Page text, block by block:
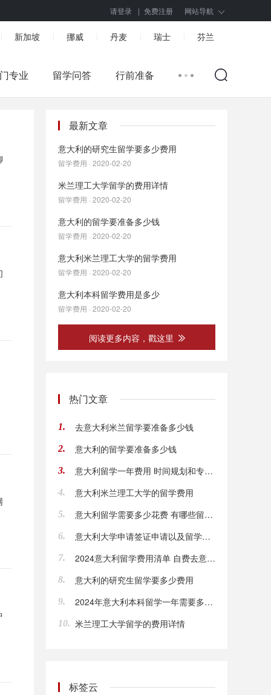
请登录 | 免费注册 网站导航
新加坡 挪威 丹麦 瑞士 芬兰
专业 留学问答 行前准备
最新文章
意大利的研究生留学要多少费用
留学费用 · 2020-02-20
米兰理工大学留学的费用详情
留学费用 · 2020-02-20
意大利的留学要准备多少钱
留学费用 · 2020-02-20
意大利米兰理工大学的留学费用
留学费用 · 2020-02-20
意大利本科留学费用是多少
留学费用 · 2020-02-20
阅读更多内容，戳这里
热门文章
1. 去意大利米兰留学要准备多少钱
2. 意大利的留学要准备多少钱
3. 意大利留学一年费用 时间规划和专业选择
4. 意大利米兰理工大学的留学费用
5. 意大利留学需要多少花费 有哪些留学省钱的技巧
6. 意大利大学申请签证申请以及留学费用信息
7. 2024意大利留学费用清单 自费去意大利留学要多少钱
8. 意大利的研究生留学要多少费用
9. 2024年意大利本科留学一年需要多少钱
10. 米兰理工大学留学的费用详情
标签云